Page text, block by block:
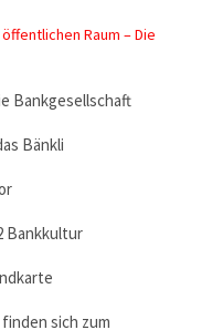
Raum – Die
Bankgesellschaft
Bänkli
Bankkultur
finden sich zum